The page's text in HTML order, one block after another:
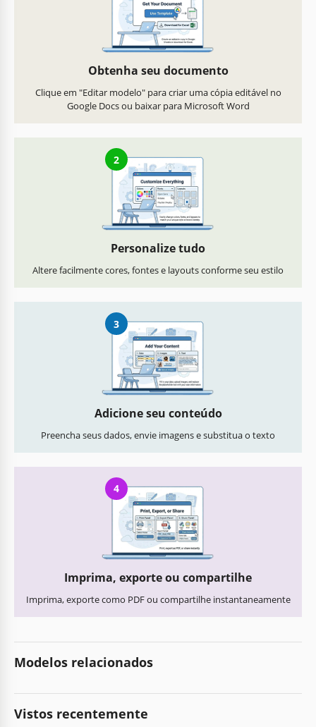
Obtenha seu documento
Clique em "Editar modelo" para criar uma cópia editável no
Google Docs ou baixar para Microsoft Word
2
Personalize tudo
Altere facilmente cores, fontes e layouts conforme seu estilo
3
Adicione seu conteúdo
Preencha seus dados, envie imagens e substitua o texto
4
Imprima, exporte ou compartilhe
Imprima, exporte como PDF ou compartilhe instantaneamente
Modelos relacionados
Vistos recentemente